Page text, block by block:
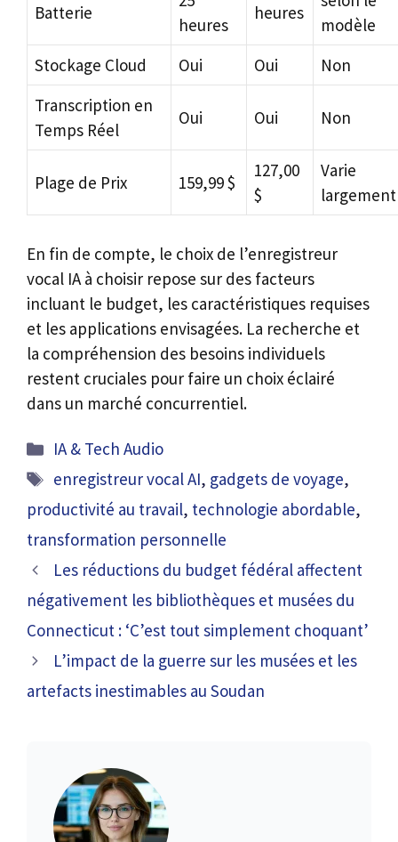
Batterie
heures
heures
modèle
Stockage Cloud
Oui Oui
Non
Transcription en
Temps Réel
Oui Oui Non
Plage de Prix 159,99 $
127,00
$
Varie
largement
En fin de compte, le choix de l’enregistreur
vocal IA à choisir repose sur des facteurs
incluant le budget, les caractéristiques requises
et les applications envisagées. La recherche et
la compréhension des besoins individuels
restent cruciales pour faire un choix éclairé
dans un marché concurrentiel.
Catégories
IA & Tech Audio
Étiquettes
enregistreur vocal AI, gadgets de voyage,
productivité au travail, technologie abordable,
transformation personnelle
Les réductions du budget fédéral affectent
négativement les bibliothèques et musées du
Connecticut : ‘C’est tout simplement choquant’
L’impact de la guerre sur les musées et les
artefacts inestimables au Soudan